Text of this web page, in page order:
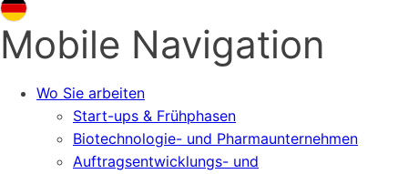
Mobile Navigation
Wo Sie arbeiten
Start-ups & Frühphasen
Biotechnologie- und Pharmaunternehmen
Auftragsentwicklungs- und